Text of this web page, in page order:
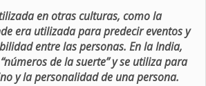
en otras culturas, como la
era utilizada para predecir eventos y
entre las personas. En la India,
de la suerte” y se utiliza para
y la personalidad de una persona.